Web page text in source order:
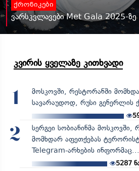
ქრონიკები
ვარსკვლავები Met Gala 2025-
კვირის ყველაზე კითხვადი
1
მოსკოვში, რესტორანში
სავარაუდოდ, რუსი გენერლის
2
სერგეი სობიანინმა მოსკოვში,
მომხდარ აფეთქებას
Telegram-არხების ინფორმაც...
5287